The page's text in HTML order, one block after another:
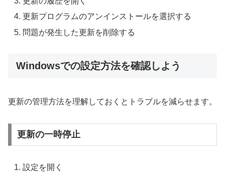
更新プログラムのアンインストールを選択する
問題が発生した更新を削除する
Windowsでの設定方法を確認しよう
更新の管理方法を理解しておくとトラブルを減らせます。
更新の一時停止
設定を開く